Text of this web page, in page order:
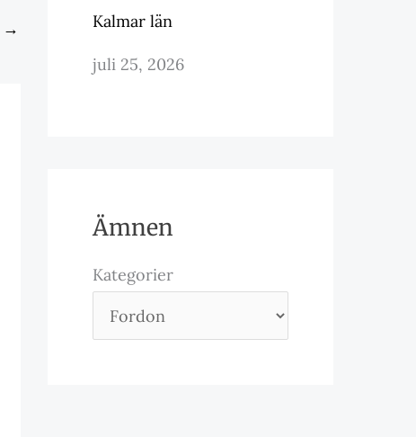
→
Kalmar län
juli 25, 2026
Ämnen
Kategorier